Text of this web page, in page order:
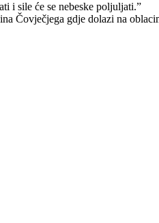
i sile će se nebeske poljuljati.”
Čovječjega gdje dolazi na